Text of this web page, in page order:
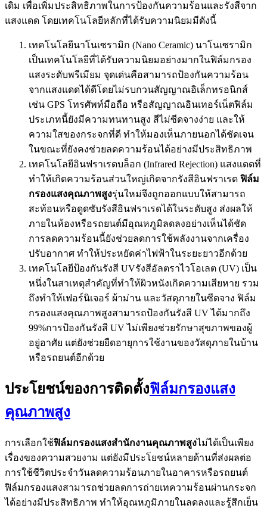
เดิม เพื่อเพิ่มประสิทธิภาพในการป้องกันความร้อนและรังสีจาก
แสงแดด โดยเทคโนโลยีหลักที่ได้รับความนิยมมีดังนี้
เทคโนโลยีนาโนเซรามิก (Nano Ceramic) นาโนเซรามิก
เป็นเทคโนโลยีที่ได้รับความนิยมอย่างมากในฟิล์มกรอง
แสงระดับพรีเมียม จุดเด่นคือสามารถป้องกันความร้อน
จากแสงแดดได้ดีโดยไม่รบกวนสัญญาณอิเล็กทรอนิกส์
เช่น GPS โทรศัพท์มือถือ หรือสัญญาณอินเทอร์เน็ตฟิล์ม
ประเภทนี้ยังมีความทนทานสูง สีไม่ซีดจางง่าย และให้
ความใสของกระจกที่ดี ทำให้มองเห็นภายนอกได้ชัดเจน
ในขณะที่ยังคงช่วยลดความร้อนได้อย่างมีประสิทธิภาพ
เทคโนโลยีอินฟราเรดบล็อก (Infrared Rejection) แสงแดดที่
ทำให้เกิดความร้อนส่วนใหญ่เกิดจากรังสีอินฟราเรด ฟิล์ม
กรองแสงคุณภาพสูงรุ่นใหม่จึงถูกออกแบบให้สามารถ
สะท้อนหรือดูดซับรังสีอินฟราเรดได้ในระดับสูง ส่งผลให้
ภายในห้องหรือรถยนต์มีอุณหภูมิลดลงอย่างเห็นได้ชัด
การลดความร้อนนี้ยังช่วยลดการใช้พลังงานจากเครื่อง
ปรับอากาศ ทำให้ประหยัดค่าไฟฟ้าในระยะยาวอีกด้วย
เทคโนโลยีป้องกันรังสี UVรังสีอัลตราไวโอเลต (UV) เป็น
หนึ่งในสาเหตุสำคัญที่ทำให้ผิวหนังเกิดความเสียหาย รวม
ถึงทำให้เฟอร์นิเจอร์ ผ้าม่าน และวัสดุภายในซีดจาง ฟิล์ม
กรองแสงคุณภาพสูงสามารถป้องกันรังสี UV ได้มากถึง
99%การป้องกันรังสี UV ไม่เพียงช่วยรักษาสุขภาพของผู้
อยู่อาศัย แต่ยังช่วยยืดอายุการใช้งานของวัสดุภายในบ้าน
หรือรถยนต์อีกด้วย
ประโยชน์ของการติดตั้งฟิล์มกรองแสง
คุณภาพสูง
การเลือกใช้ฟิล์มกรองแสงสำนักงานคุณภาพสูงไม่ได้เป็นเพียง
เรื่องของความสวยงาม แต่ยังมีประโยชน์หลายด้านที่ส่งผลต่อ
การใช้ชีวิตประจำวันลดความร้อนภายในอาคารหรือรถยนต์
ฟิล์มกรองแสงสามารถช่วยลดการถ่ายเทความร้อนผ่านกระจก
ได้อย่างมีประสิทธิภาพ ทำให้อุณหภูมิภายในลดลงและรู้สึกเย็น